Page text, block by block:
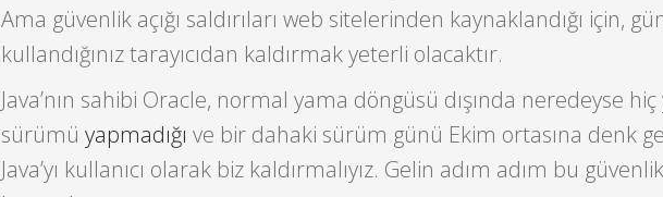
Ama güvenlik açığı saldırıları web sitelerinden kaynaklandığı için,
kullandığınız tarayıcıdan kaldırmak yeterli olacaktır.
Java’nın sahibi Oracle, normal yama döngüsü dışında neredeyse
sürümü yapmadığı ve bir dahaki sürüm günü Ekim ortasına denk
Java’yı kullanıcı olarak biz kaldırmalıyız. Gelin adım adım bu güvenlik